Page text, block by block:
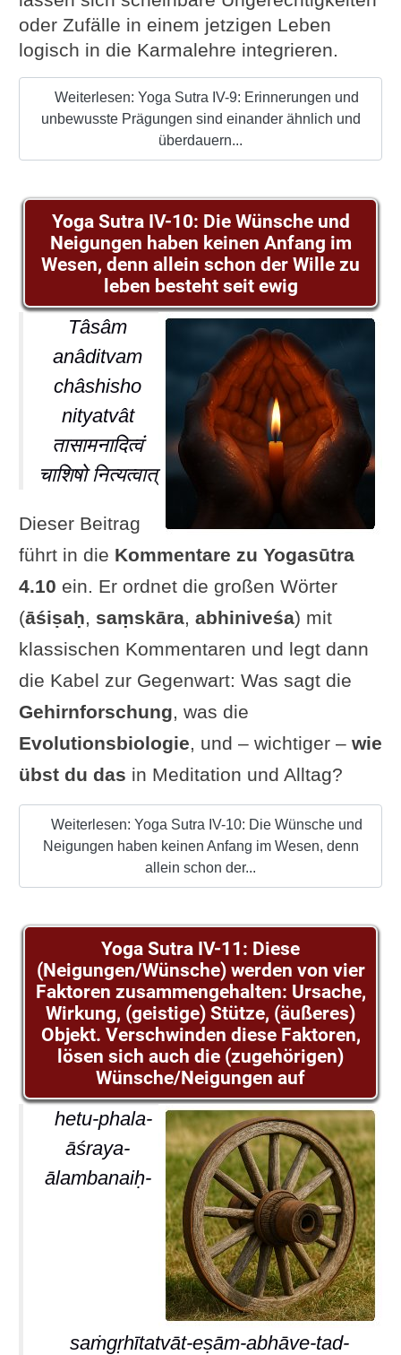
oder Zufälle in einem jetzigen Leben
logisch in die Karmalehre integrieren.
Weiterlesen: Yoga Sutra IV-9: Erinnerungen und
unbewusste Prägungen sind einander ähnlich und
überdauern...
Yoga Sutra IV-10: Die Wünsche und
Neigungen haben keinen Anfang im
Wesen, denn allein schon der Wille zu
leben besteht seit ewig
Tâsâm
anâditvam
châshisho
nityatvât
तासामनादित्वं
चाशिषो नित्यत्वात्
Dieser Beitrag
führt in die Kommentare zu Yogasūtra
4.10 ein. Er ordnet die großen Wörter
(āśiṣaḥ, saṃskāra, abhiniveśa) mit
klassischen Kommentaren und legt dann
die Kabel zur Gegenwart: Was sagt die
Gehirnforschung, was die
Evolutionsbiologie, und – wichtiger – wie
übst du das in Meditation und Alltag?
Weiterlesen: Yoga Sutra IV-10: Die Wünsche und
Neigungen haben keinen Anfang im Wesen, denn
allein schon der...
Yoga Sutra IV-11: Diese
(Neigungen/Wünsche) werden von vier
Faktoren zusammengehalten: Ursache,
Wirkung, (geistige) Stütze, (äußeres)
Objekt. Verschwinden diese Faktoren,
lösen sich auch die (zugehörigen)
Wünsche/Neigungen auf
hetu-phala-
āśraya-
ālambanaiḥ-
saṁgṛhītatvāt-eṣām-abhāve-tad-